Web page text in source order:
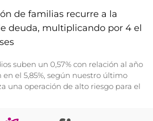
de familias recurre a la
deuda, multiplicando por 4 el
suben un 0,57% con relación al año
en el 5,85%, según nuestro último
una operación de alto riesgo para el